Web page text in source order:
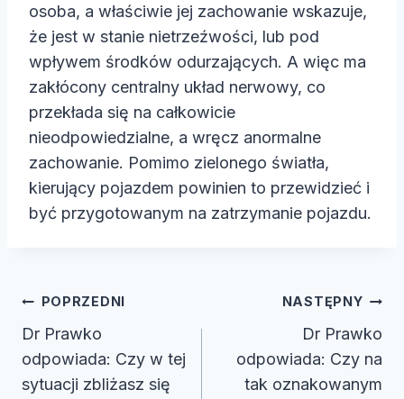
d
e
o
osoba, a właściwie jej zachowanie wskazuje,
że jest w stanie nietrzeźwości, lub pod
wpływem środków odurzających. A więc ma
zakłócony centralny układ nerwowy, co
przekłada się na całkowicie
nieodpowiedzialne, a wręcz anormalne
zachowanie. Pomimo zielonego światła,
kierujący pojazdem powinien to przewidzieć i
być przygotowanym na zatrzymanie pojazdu.
Nawigacja
wpisu
POPRZEDNI
Dr Prawko
odpowiada: Czy w tej
sytuacji zbliżasz się
NASTĘPNY
Dr Prawko
odpowiada: Czy na
tak oznakowanym